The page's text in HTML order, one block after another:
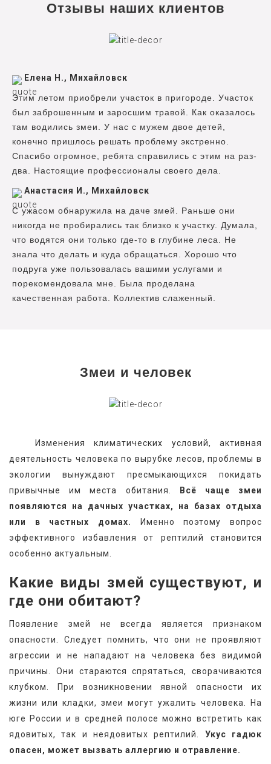
Отзывы наших клиентов
Елена Н., Михайловск
Этим летом приобрели участок в пригороде. Участок
был заброшенным и заросшим травой. Как оказалось
там водились змеи. У нас с мужем двое детей,
конечно пришлось решать проблему экстренно.
Спасибо огромное, ребята справились с этим на раз-
два. Настоящие профессионалы своего дела.
Анастасия И., Михайловск
С ужасом обнаружила на даче змей. Раньше они
никогда не пробирались так близко к участку. Думала,
что водятся они только где-то в глубине леса. Не
знала что делать и куда обращаться. Хорошо что
подруга уже пользовалась вашими услугами и
порекомендовала мне. Была проделана
качественная работа. Коллектив слаженный.
Змеи и человек
Изменения климатических условий, активная
деятельность человека по вырубке лесов, проблемы в
экологии вынуждают пресмыкающихся покидать
привычные им места обитания.
Всё чаще змеи
появляются на дачных участках, на базах отдыха
или в частных домах.
Именно поэтому вопрос
эффективного избавления от рептилий становится
особенно актуальным.
Какие виды змей существуют, и
где они обитают?
Появление змей не всегда является признаком
опасности. Следует помнить, что они не проявляют
агрессии и не нападают на человека без видимой
причины. Они стараются спрятаться, сворачиваются
клубком. При возникновении явной опасности их
жизни или кладки, змеи могут ужалить человека. На
юге России и в средней полосе можно встретить как
ядовитых, так и неядовитых рептилий. Укус гадюк
опасен, может вызвать аллергию и отравление.